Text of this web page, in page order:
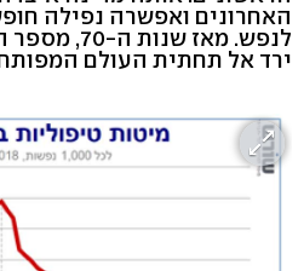
האחרונים ואפשרה נפילה
לנפש. מאז
ירד אל תחתית העולם